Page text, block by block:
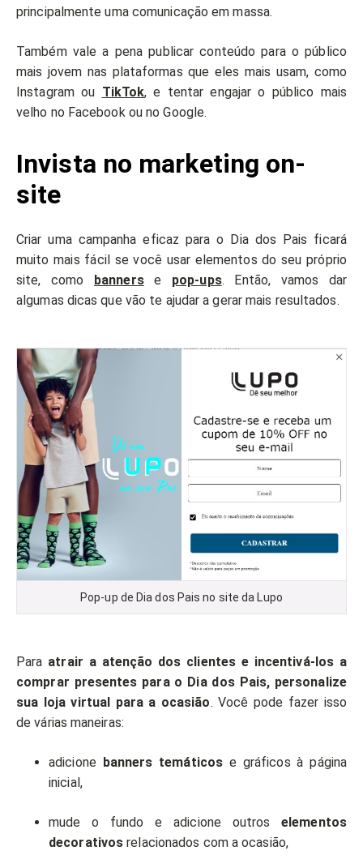
principalmente uma comunicação em massa.
Também vale a pena publicar conteúdo para o público
mais jovem nas plataformas que eles mais usam, como
Instagram ou TikTok, e tentar engajar o público mais
velho no Facebook ou no Google.
Invista no marketing on-
site
Criar uma campanha eficaz para o Dia dos Pais ficará
muito mais fácil se você usar elementos do seu próprio
site, como bannerse pop-ups. Então, vamos dar
algumas dicas que vão te ajudar a gerar mais resultados.
Pop-up de Dia dos Pais no site da Lupo
Para atrair a atenção dos clientes e incentivá-los a
comprar presentes para o Dia dos Pais, personalize
sua loja virtual para a ocasião. Você pode fazer isso
de várias maneiras:
adicione banners temáticos e gráficos à página
inicial,
mude o fundo e adicione outroselementos
decorativos relacionados com a ocasião,